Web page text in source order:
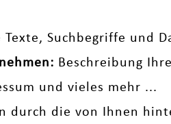
Suchbegriffe und
Beschreibung
und vieles mehr ...
durch die von Ihnen